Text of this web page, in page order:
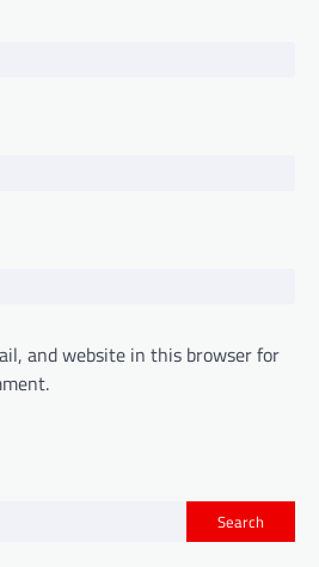
and website in this browser for
Search